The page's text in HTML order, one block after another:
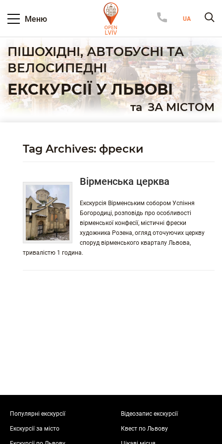
Меню
ПІШОХІДНІ, АВТОБУСНІ ТА
ВЕЛОСИПЕДНІ
ЕКСКУРСІЇ У ЛЬВОВІ
таЗА МІСТОМ
Tag Archives: фрески
Вірменська церква
Екскурсія Вірменським собором Успіння
Богородиці, розповідь про особливості
вірменської конфесії, містичні фрески
художника Розена, огляд оточуючих церкву
споруд вірменського кварталу Львова,
тривалістю 1 година.
Популярні екскурсії
Екскурсії за місто
Відеозапис екскурсії
Квест по Львову